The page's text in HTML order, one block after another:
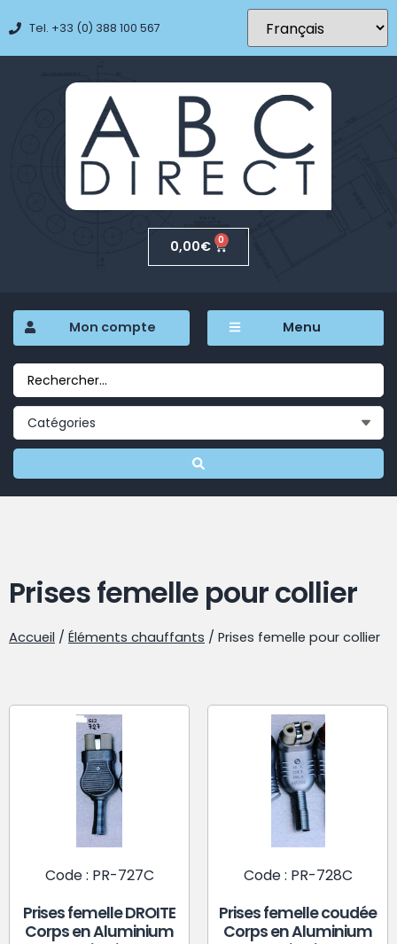
Tel. +33 (0) 388 100 567
0,00€ 0
Mon compte Menu
Prises femelle pour collier
Accueil / Éléments chauffants / Prises femelle pour collier
Code : PR-727C
Prises femelle DROITE
Corps en Aluminium
Code : PR-728C
Prises femelle coudée
Corps en Aluminium